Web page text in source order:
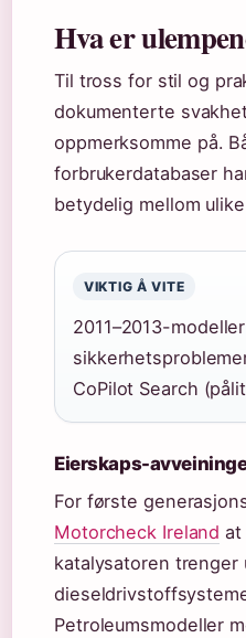
Hva er
Til tross for stil og
dokumenterte
oppmerksomme på.
forbrukerdatabaser
betydelig mellom
VIKTIG Å VITE
2011–2013-
CoPilot Search
Eierskaps-
For første
Motorcheck Ireland at
katalysatoren trenger
Petroleumsmodeller